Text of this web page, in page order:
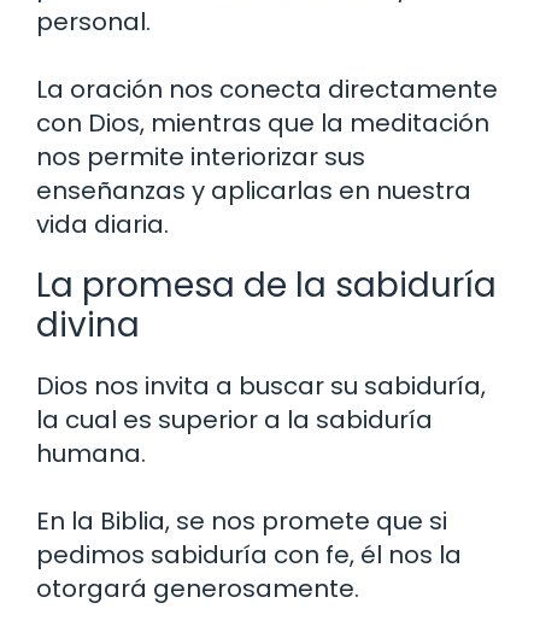
personal.
La oración nos conecta directamente
con Dios, mientras que la meditación
nos permite interiorizar sus
enseñanzas y aplicarlas en nuestra
vida diaria.
La promesa de la sabiduría
divina
Dios nos invita a buscar su sabiduría,
la cual es superior a la sabiduría
humana.
En la Biblia, se nos promete que si
pedimos sabiduría con fe, él nos la
otorgará generosamente.